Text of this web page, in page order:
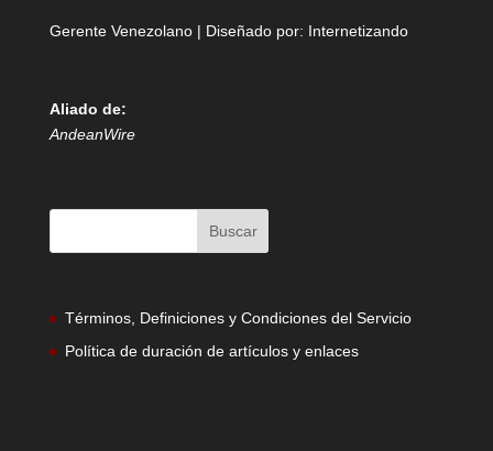
Gerente Venezolano | Diseñado por: Internetizando
Aliado de:
AndeanWire
Términos, Definiciones y Condiciones del Servicio
Política de duración de artículos y enlaces